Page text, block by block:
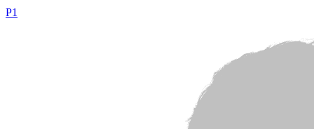
P1